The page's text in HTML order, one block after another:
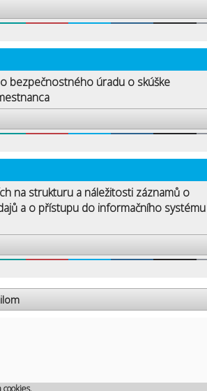
bezpečnostného úradu o skúške
na strukturu a náležitosti záznamů o
a o přístupu do informačního systému